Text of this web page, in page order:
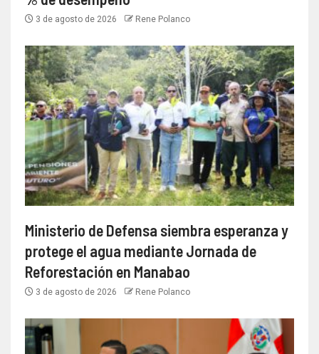
3 de agosto de 2026 Rene Polanco
Ministerio de Defensa siembra esperanza y
protege el agua mediante Jornada de
Reforestación en Manabao
3 de agosto de 2026 Rene Polanco